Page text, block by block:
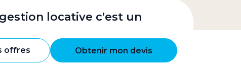
locative c'est un
offres Obtenir mon devis